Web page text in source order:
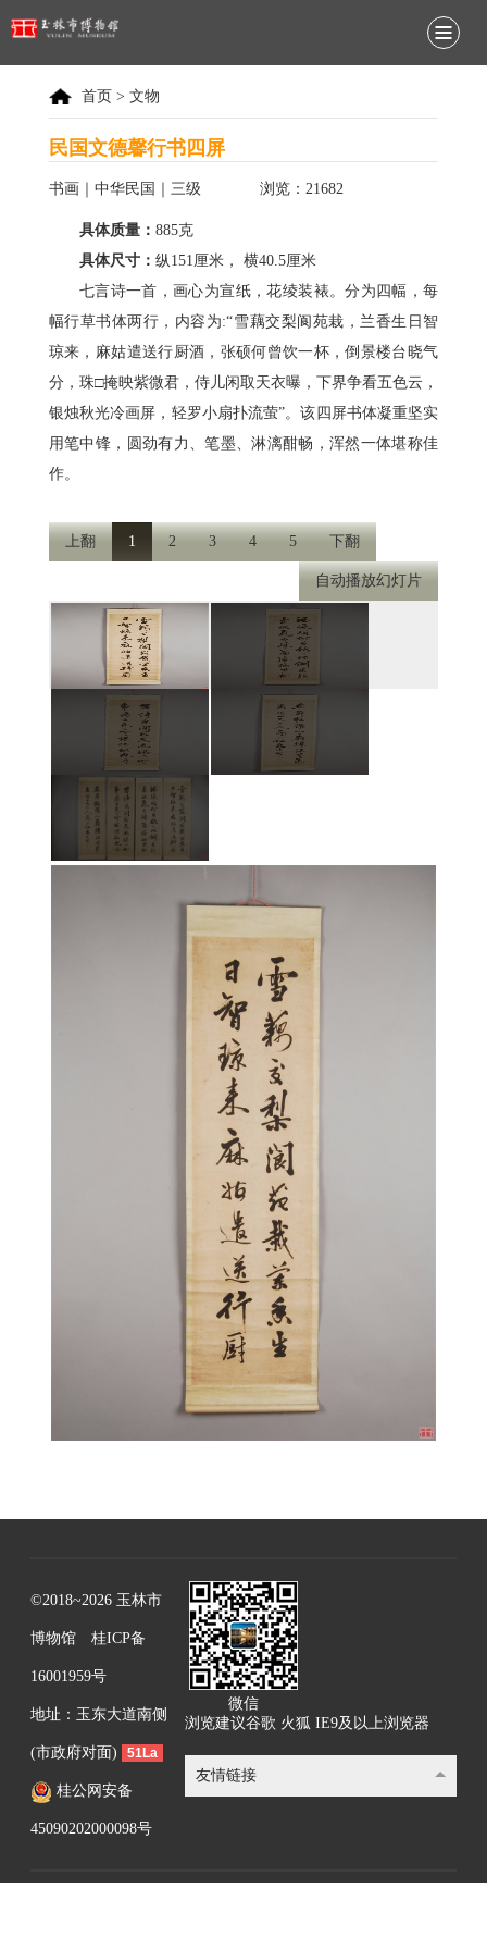
首页 > 文物
民国文德馨行书四屏
书画｜中华民国｜三级 浏览：21682
具体质量： 885克
具体尺寸： 纵151厘米， 横40.5厘米
七言诗一首，画心为宣纸，花绫装裱。分为四幅，每
幅行草书体两行，内容为:“雪藕交梨阆苑栽，兰香生日智
琼来，麻姑遣送行厨酒，张硕何曾饮一杯，倒景楼台晓气
分，珠□掩映紫微君，侍儿闲取天衣曝，下界争看五色云，
银烛秋光冷画屏，轻罗小扇扑流萤”。该四屏书体凝重坚实
用笔中锋，圆劲有力、笔墨、淋漓酣畅，浑然一体堪称佳
作。
上翻 1 2 3 4 5 下翻
自动播放幻灯片
©2018~2026 玉林市
博物馆 桂ICP备
16001959号
地址：玉东大道南侧
(市政府对面) 51La
桂公网安备
45090202000098号
微信
浏览建议谷歌 火狐 IE9及以上浏览器
友情链接